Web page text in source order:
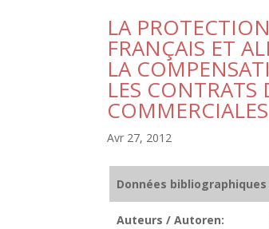
LA
FRANÇAIS ET
LA
LES CONTRATS
COMMERCIALES
Avr 27, 2012
Données
Auteurs / Autoren: